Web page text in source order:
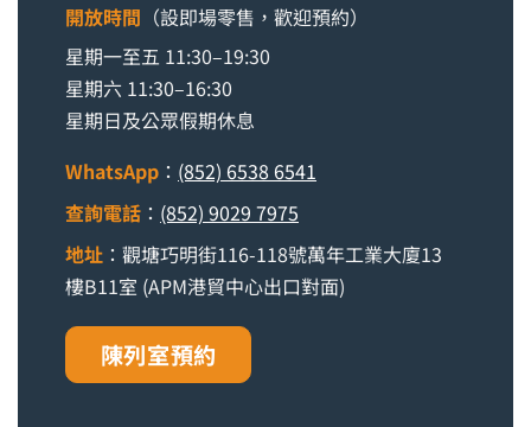
開放時間 （設即場零售，歡迎預約）
星期一至五 11:30–19:30
星期六 11:30–16:30
星期日及公眾假期休息
WhatsApp ： (852) 6538 6541
查詢電話 ： (852) 9029 7975
地址 ：觀塘巧明街116-118號萬年工業大廈13
樓B11室 (APM港貿中心出口對面)
陳列室預約